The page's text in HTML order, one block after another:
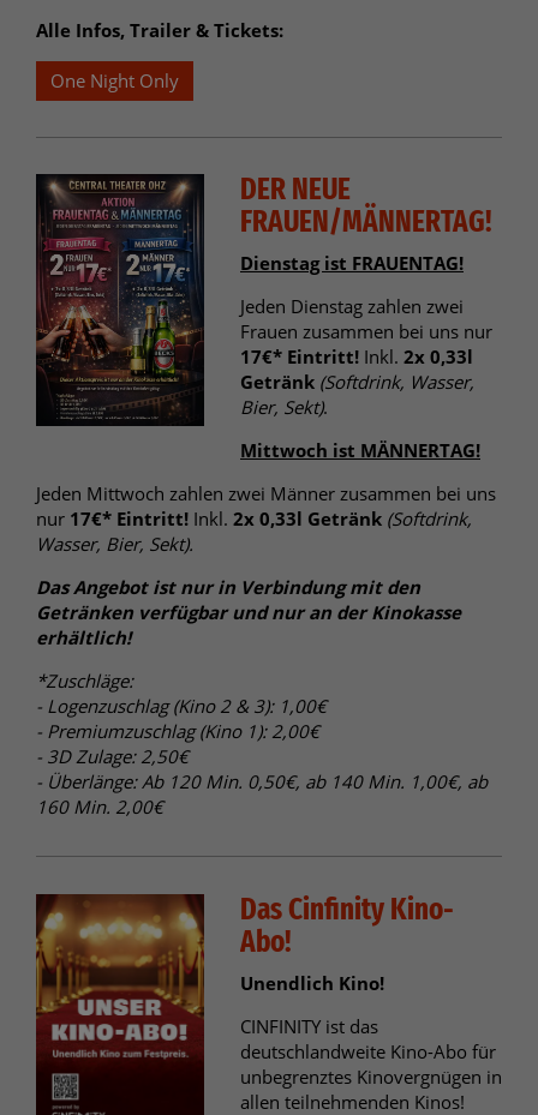
Alle Infos, Trailer & Tickets:
One Night Only
DER NEUE
FRAUEN/MÄNNERTAG!
Dienstag ist FRAUENTAG!
Jeden Dienstag zahlen zwei
Frauen zusammen bei uns nur
17€* Eintritt! Inkl. 2x 0,33l
Getränk (Softdrink, Wasser,
Bier, Sekt).
Mittwoch ist MÄNNERTAG!
Jeden Mittwoch zahlen zwei Männer zusammen bei uns
nur 17€* Eintritt! Inkl. 2x 0,33l Getränk (Softdrink,
Wasser, Bier, Sekt).
Das Angebot ist nur in Verbindung mit den
Getränken verfügbar und nur an der Kinokasse
erhältlich!
*Zuschläge:
- Logenzuschlag (Kino 2 & 3): 1,00€
- Premiumzuschlag (Kino 1): 2,00€
- 3D Zulage: 2,50€
- Überlänge: Ab 120 Min. 0,50€, ab 140 Min. 1,00€, ab
160 Min. 2,00€
Das Cinfinity Kino-
Abo!
Unendlich Kino!
CINFINITY ist das
deutschlandweite Kino-Abo für
unbegrenztes Kinovergnügen in
allen teilnehmenden Kinos!